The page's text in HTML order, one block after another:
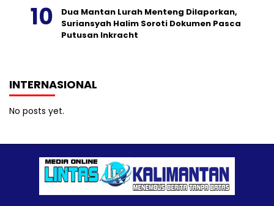
Dua Mantan Lurah Menteng Dilaporkan,
Suriansyah Halim Soroti Dokumen Pasca
Putusan Inkracht
INTERNASIONAL
No posts yet.